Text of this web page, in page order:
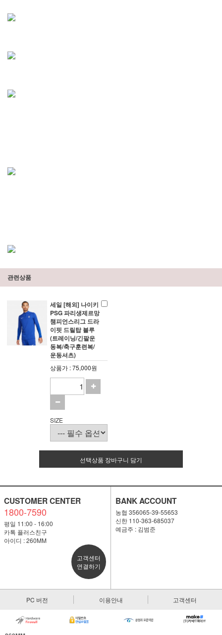
관련상품
세일 [해외] 나이키
PSG 파리생제르망
챔피언스리그 드라
이핏 드릴탑 블루
(트레이닝/긴팔운
동복/축구훈련복/
운동셔츠)
상품가 : 75,000원
SIZE
선택상품 장바구니 담기
CUSTOMER CENTER
1800-7590
평일 11:00 - 16:00
카톡 플러스친구
아이디 : 260MM
고객센터
연결하기
BANK ACCOUNT
농협 356065-39-55653
신한 110-363-685037
예금주 : 김범준
PC 버전 이용안내 고객센터